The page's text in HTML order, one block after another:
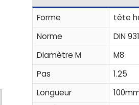
Forme
tête
Norme
DIN 931
Diamètre M
M8
Pas
1.25
Longueur